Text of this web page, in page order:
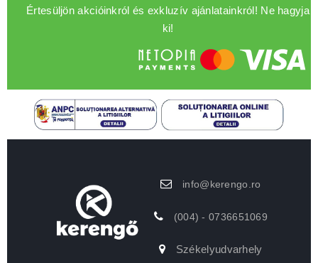
Értesüljön akcióinkról és exkluzív ajánlatainkról! Ne hagyja
ki!
info@kerengo.ro
(004) - 0736651069
Székelyudvarhely